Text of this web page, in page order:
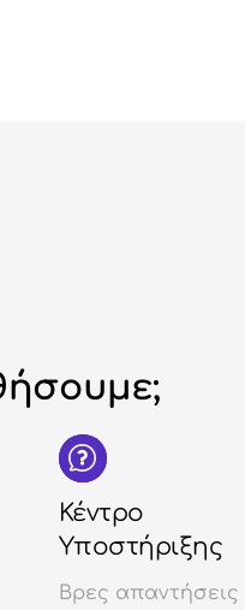
Κέντρο
Υποστήριξης
Βρες απαντήσεις